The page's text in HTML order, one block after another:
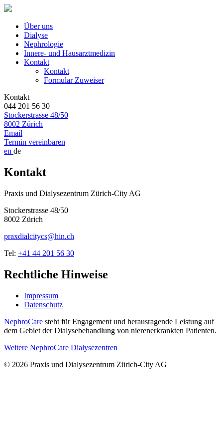
Über uns
Dialyse
Nephrologie
Innere- und Hausarztmedizin
Kontakt
Kontakt
Formular Zuweiser
Kontakt
044 201 56 30
Stockerstrasse 48/50
8002 Zürich
Email
Termin vereinbaren
en de
Kontakt
Praxis und Dialysezentrum Zürich-City AG
Stockerstrasse 48/50
8002 Zürich
praxdialcitycs@hin.ch
Tel: +41 44 201 56 30
Rechtliche Hinweise
Impressum
Datenschutz
NephroCare steht für Engagement und herausragende Leistung auf
dem Gebiet der Dialysebehandlung von nierenerkrankten Patienten.
Weitere NephroCare Dialysezentren
© 2026 Praxis und Dialysezentrum Zürich-City AG